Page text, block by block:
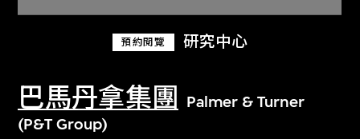
預約閱覽 研究中心
巴馬丹拿集團
Palmer & Turner
(P&T Group)
關於M+藏品
探索世界頂級的二十及二十一世紀視覺
文化藏品。